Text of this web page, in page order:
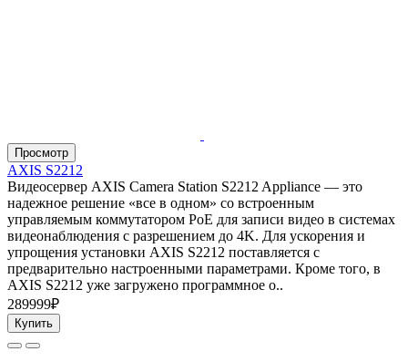
Просмотр
AXIS S2212
Видеосервер AXIS Camera Station S2212 Appliance — это
надежное решение «все в одном» со встроенным
управляемым коммутатором PoE для записи видео в системах
видеонаблюдения с разрешением до 4K. Для ускорения и
упрощения установки AXIS S2212 поставляется с
предварительно настроенными параметрами. Кроме того, в
AXIS S2212 уже загружено программное о..
289999₽
Купить